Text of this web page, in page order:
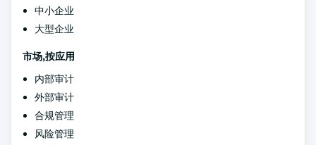
中小企业
大型企业
市场,按应用
内部审计
外部审计
合规管理
风险管理